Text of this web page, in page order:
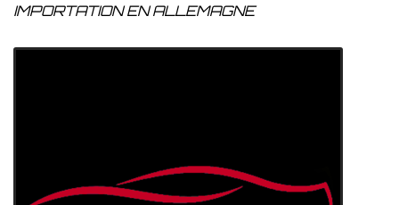
IMPORTATION EN ALLEMAGNE